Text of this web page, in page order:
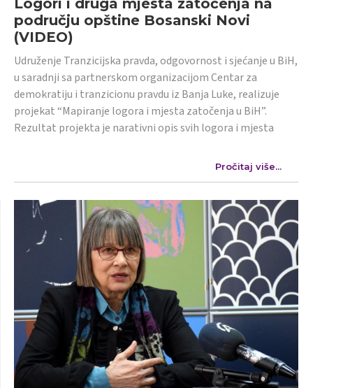
području opštine Bosanski Novi
(VIDEO)
Udruženje Tranzicijska pravda, odgovornost i sjećanje u BiH,
u saradnji sa partnerskom organizacijom Centar za
demokratiju i tranzicionu pravdu iz Banja Luke, realizuje
projekat “Mapiranje logora i mjesta zatočenja u BiH”.
Rezultat projekta je narativni opis svih logora i mjesta
Pročitaj više...